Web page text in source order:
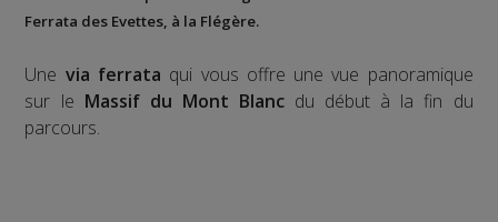
Ferrata des Evettes, à la Flégère.
Une via ferrata qui vous offre une vue panoramique
sur le Massif du Mont Blancdu début à la fin du
parcours.